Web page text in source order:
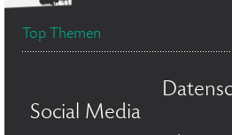
Top Themen
Social Media